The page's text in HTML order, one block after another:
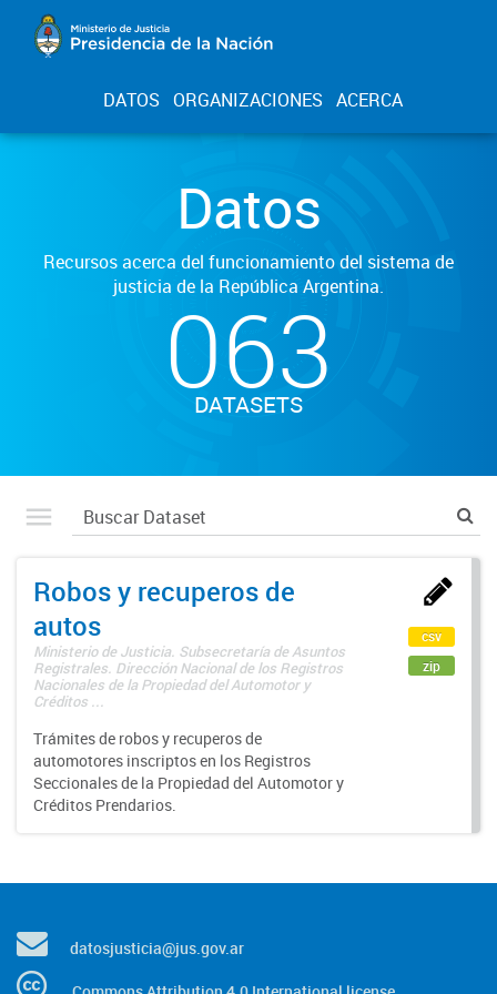
DATOS ORGANIZACIONES ACERCA
Datos
Recursos acerca del funcionamiento del sistema de
justicia de la República Argentina.
063
DATASETS
Robos y recuperos de
autos
Ministerio de Justicia. Subsecretaría de Asuntos
Registrales. Dirección Nacional de los Registros
Nacionales de la Propiedad del Automotor y
Créditos ...
Trámites de robos y recuperos de
automotores inscriptos en los Registros
Seccionales de la Propiedad del Automotor y
Créditos Prendarios.
csv
zip
datosjusticia@jus.gov.ar